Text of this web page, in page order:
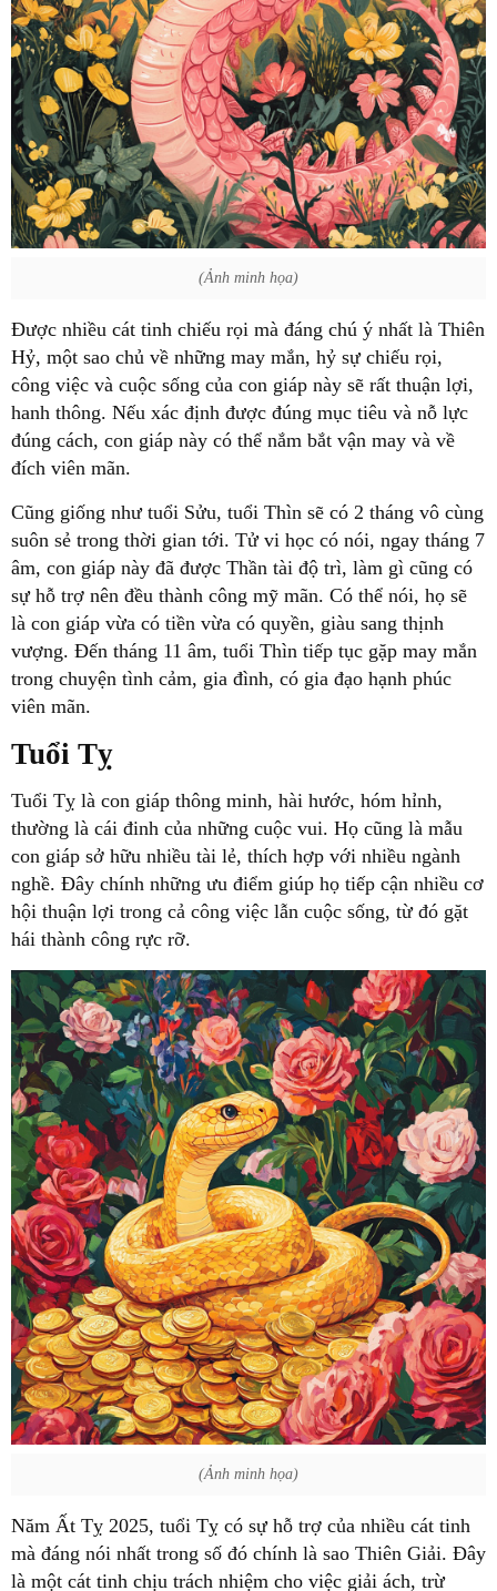
(Ảnh minh họa)
Được nhiều cát tinh chiếu rọi mà đáng chú ý nhất là Thiên
Hỷ, một sao chủ về những may mắn, hỷ sự chiếu rọi,
công việc và cuộc sống của con giáp này sẽ rất thuận lợi,
hanh thông. Nếu xác định được đúng mục tiêu và nỗ lực
đúng cách, con giáp này có thể nắm bắt vận may và về
đích viên mãn.
Cũng giống như tuổi Sửu, tuổi Thìn sẽ có 2 tháng vô cùng
suôn sẻ trong thời gian tới. Tử vi học có nói, ngay tháng 7
âm, con giáp này đã được Thần tài độ trì, làm gì cũng có
sự hỗ trợ nên đều thành công mỹ mãn. Có thể nói, họ sẽ
là con giáp vừa có tiền vừa có quyền, giàu sang thịnh
vượng. Đến tháng 11 âm, tuổi Thìn tiếp tục gặp may mắn
trong chuyện tình cảm, gia đình, có gia đạo hạnh phúc
viên mãn.
Tuổi Tỵ
Tuổi Tỵ là con giáp thông minh, hài hước, hóm hỉnh,
thường là cái đinh của những cuộc vui. Họ cũng là mẫu
con giáp sở hữu nhiều tài lẻ, thích hợp với nhiều ngành
nghề. Đây chính những ưu điểm giúp họ tiếp cận nhiều cơ
hội thuận lợi trong cả công việc lẫn cuộc sống, từ đó gặt
hái thành công rực rỡ.
(Ảnh minh họa)
Năm Ất Tỵ 2025, tuổi Tỵ có sự hỗ trợ của nhiều cát tinh
mà đáng nói nhất trong số đó chính là sao Thiên Giải. Đây
là một cát tinh chịu trách nhiệm cho việc giải ách, trừ